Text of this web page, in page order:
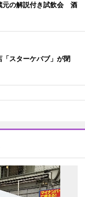
元の解説付き試飲会 酒
スターケバブ」が閉